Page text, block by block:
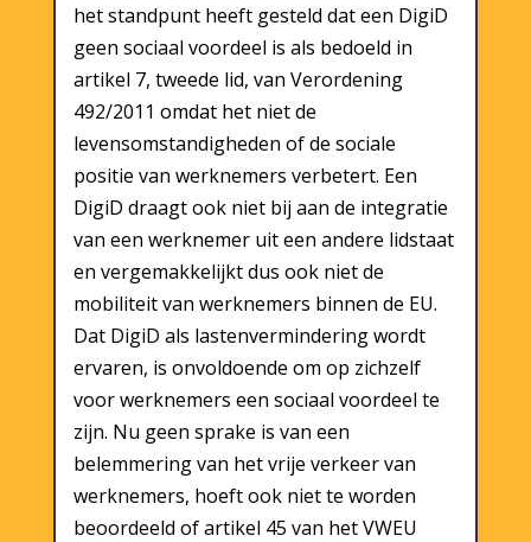
het standpunt heeft gesteld dat een DigiD
geen sociaal voordeel is als bedoeld in
artikel 7, tweede lid, van Verordening
492/2011 omdat het niet de
levensomstandigheden of de sociale
positie van werknemers verbetert. Een
DigiD draagt ook niet bij aan de integratie
van een werknemer uit een andere lidstaat
en vergemakkelijkt dus ook niet de
mobiliteit van werknemers binnen de EU.
Dat DigiD als lastenvermindering wordt
ervaren, is onvoldoende om op zichzelf
voor werknemers een sociaal voordeel te
zijn. Nu geen sprake is van een
belemmering van het vrije verkeer van
werknemers, hoeft ook niet te worden
beoordeeld of artikel 45 van het VWEU